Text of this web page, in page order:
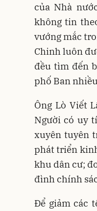
của Nhà
không tin
vướng mắc
Chinh luôn
đều tìm đến
phố Ban
Ông Lò Viết
Người có uy
xuyên tuyên
phát triển
khu dân cư;
đình chính
Để giảm các